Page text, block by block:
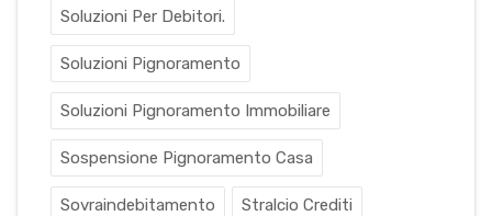
Soluzioni Per Debitori.
Soluzioni Pignoramento
Soluzioni Pignoramento Immobiliare
Sospensione Pignoramento Casa
Sovraindebitamento Stralcio Crediti